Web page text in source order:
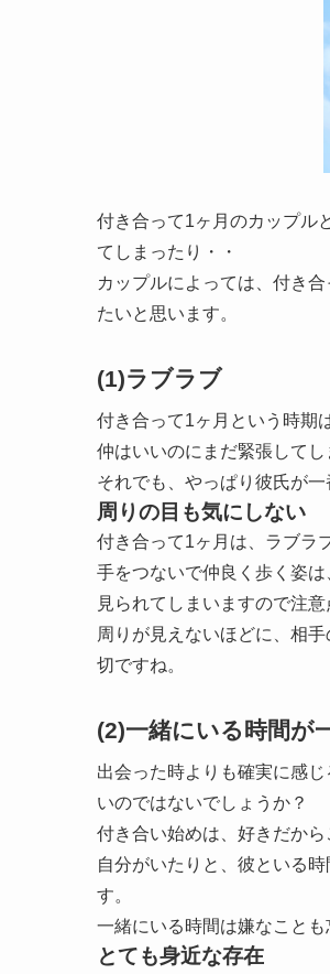
付き合って1ヶ月のカップル
てしまったり・・
カップルによっては、付き
たいと思います。
(1)ラブラブ
付き合って1ヶ月という時期
仲はいいのにまだ緊張してし
それでも、やっぱり彼氏が
周りの目も気にしない
付き合って1ヶ月は、ラブラ
手をつないで仲良く歩く姿
見られてしまいますので注意
周りが見えないほどに、相
切ですね。
(2)一緒にいる時間が
出会った時よりも確実に感
いのではないでしょうか？
付き合い始めは、好きだか
自分がいたりと、彼といる
す。
一緒にいる時間は嫌なこと
とても身近な存在